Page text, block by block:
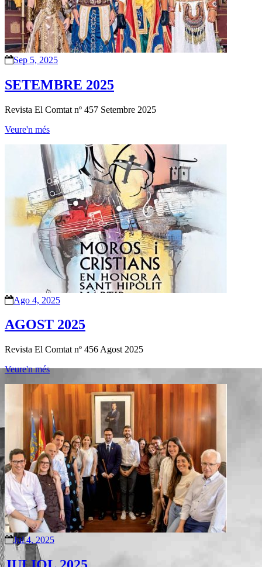
Sep 5, 2025
SETEMBRE 2025
Revista El Comtat nº 457 Setembre 2025
Veure'n més
Ago 4, 2025
AGOST 2025
Revista El Comtat nº 456 Agost 2025
Veure'n més
Jul 4, 2025